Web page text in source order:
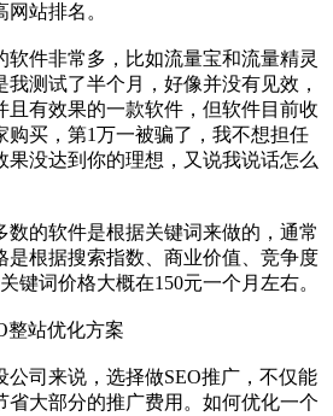
站排名。
件非常多，比如流量宝和流量精灵
测试了半个月，好像并没有见效，
且有效果的一款软件，但软件目前收
购买，第1万一被骗了，我不想担任
果没达到你的理想，又说我说话怎么
的软件是根据关键词来做的，通常
是根据搜索指数、商业价值、竞争度
键词价格大概在150元一个月左右。
站优化方案
司来说，选择做SEO推广，不仅能
省大部分的推广费用。如何优化一个